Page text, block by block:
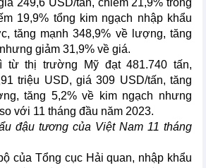
19,9% tổng kim ngạch nhập khẩu
tăng mạnh 348,9% về lượng, tăng
giảm 31,9% về giá.
từ thị trường Mỹ đạt 481.740 tấn,
triệu USD, giá 309 USD/tấn, tăng
tăng 5,2% về kim ngạch nhưng
với 11 tháng đầu năm 2023.
đậu tương của Việt Nam 11 tháng
của Tổng cục Hải quan, nhập khẩu